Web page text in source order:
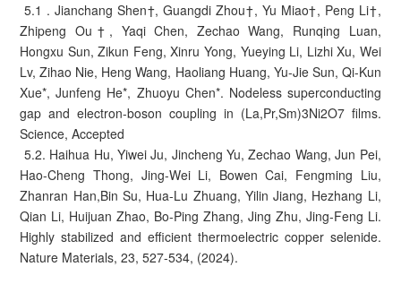
5.1 . Jianchang Shen†, Guangdi Zhou†, Yu Miao†, Peng Li†,
Zhipeng Ou†, Yaqi Chen, Zechao Wang, Runqing Luan,
Hongxu Sun, Zikun Feng, Xinru Yong, Yueying Li, Lizhi Xu, Wei
Lv, Zihao Nie, Heng Wang, Haoliang Huang, Yu-Jie Sun, Qi-Kun
Xue*, Junfeng He*, Zhuoyu Chen*. Nodeless superconducting
gap and electron-boson coupling in (La,Pr,Sm)3Ni2O7 films.
Science, Accepted
5.2. Haihua Hu, Yiwei Ju, Jincheng Yu, Zechao Wang, Jun Pei,
Hao-Cheng Thong, Jing-Wei Li, Bowen Cai, Fengming Liu,
Zhanran Han,Bin Su, Hua-Lu Zhuang, Yilin Jiang, Hezhang Li,
Qian Li, Huijuan Zhao, Bo-Ping Zhang, Jing Zhu, Jing-Feng Li.
Highly stabilized and efficient thermoelectric copper selenide.
Nature Materials, 23, 527-534, (2024).